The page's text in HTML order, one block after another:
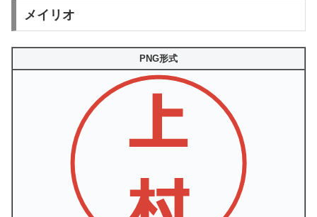
メイリオ
PNG形式